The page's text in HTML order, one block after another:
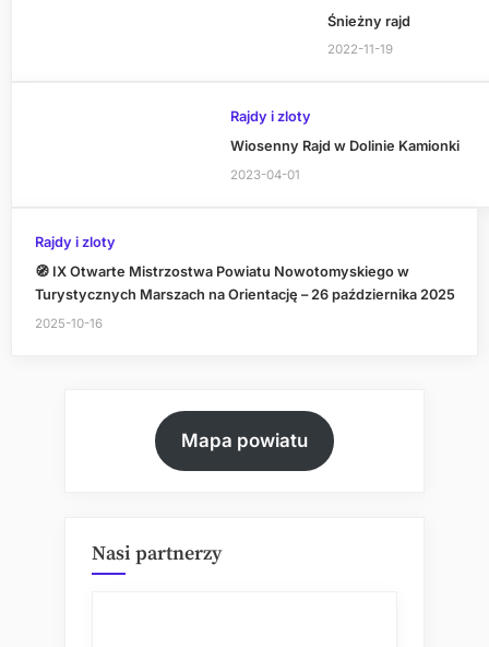
Śnieżny rajd
2022-11-19
Rajdy i zloty
Wiosenny Rajd w Dolinie Kamionki
2023-04-01
Rajdy i zloty
🧭 IX Otwarte Mistrzostwa Powiatu Nowotomyskiego w
Turystycznych Marszach na Orientację – 26 października 2025
2025-10-16
Mapa powiatu
Nasi partnerzy